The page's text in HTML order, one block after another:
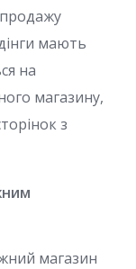
мають
на
магазину,
з
магазин